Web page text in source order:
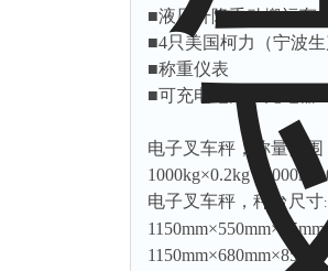
■液压升降手动搬运车
■4只美国柯力（宁波
■称重仪表
■可充电电池、充电器
电子叉车秤，称量范围
1000kg×0.2kg ,
电子叉车秤，秤台尺寸:
1150mm×550mm× 85mm
1150mm×680mm×85mm